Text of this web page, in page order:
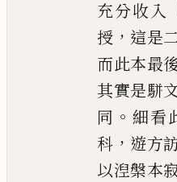
充分收入
授 ， 這是
而此本最
其實是駢
同 。細看
科 ， 遊方
以湼槃本